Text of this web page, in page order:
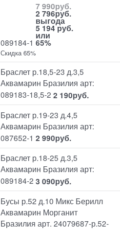
089184-1
7 990руб.
2 796руб.
выгода
5 194 руб.
или
65%
Скидка 65%
Браслет р.18,5-23 д.3,5
Аквамарин Бразилия арт:
089183-18,5-2 2 190руб.
Браслет р.19-23 д.4,5
Аквамарин Бразилия арт:
087652-1 2 990руб.
Браслет р.18-25 д.3,5
Аквамарин Бразилия арт:
089184-2 3 090руб.
Бусы р.52 д.10 Микс Берилл
Аквамарин Морганит
Бразилия арт. 24079687-р.52-